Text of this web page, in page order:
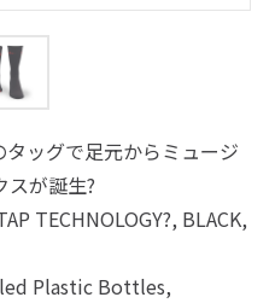
ッグで足元からミュージ
スが誕生?
TECHNOLOGY?, BLACK,
Plastic Bottles,